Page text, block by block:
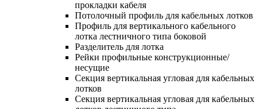
прокладки кабеля
Потолочный профиль для кабельных лотков
Профиль для вертикального кабельного
лотка лестничного типа боковой
Разделитель для лотка
Рейки профильные конструкционные/
несущие
Секция вертикальная угловая для кабельных
лотков
Секция вертикальная угловая для кабельных